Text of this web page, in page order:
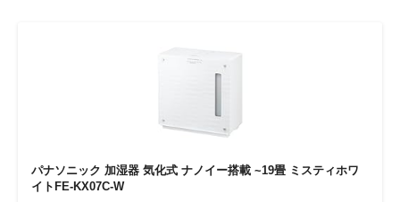
パナソニック 加湿器 気化式 ナノイー搭載 ~19畳 ミスティホワ
イトFE-KX07C-W